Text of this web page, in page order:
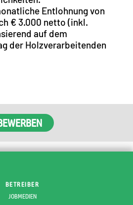
Entlohnung von
€ 3.000 netto (inkl.
auf dem
der Holzverarbeitenden
BETREIBER
JOBMEDIEN